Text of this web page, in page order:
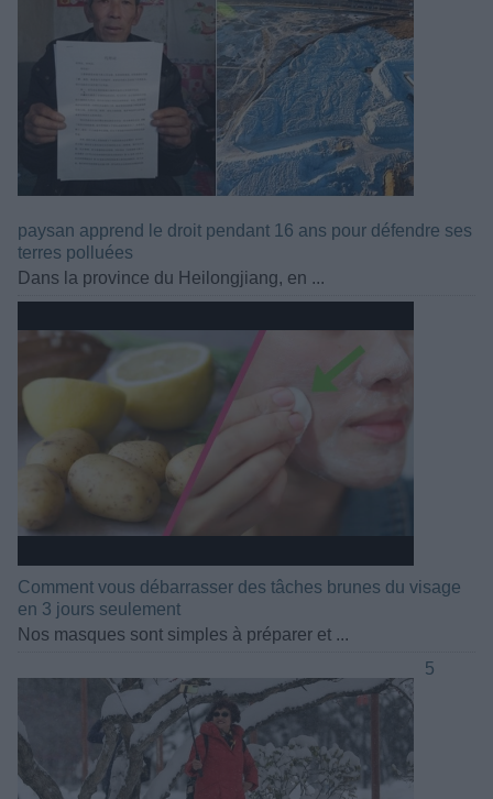
paysan apprend le droit pendant 16 ans pour défendre ses
terres polluées
Dans la province du Heilongjiang, en ...
Comment vous débarrasser des tâches brunes du visage
en 3 jours seulement
Nos masques sont simples à préparer et ...
5